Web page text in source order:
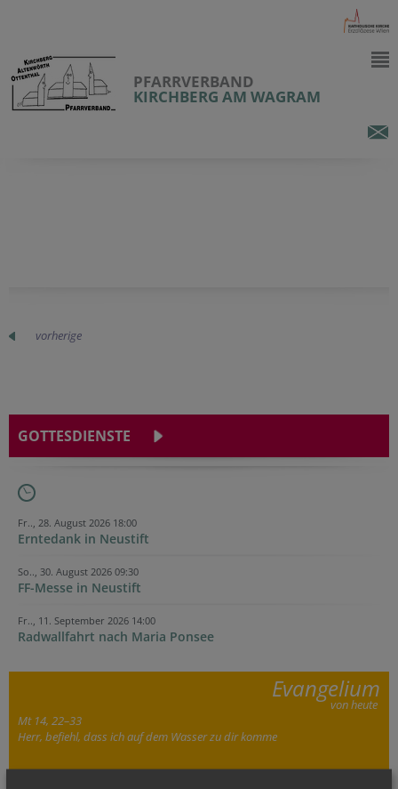
PFARRVERBAND
KIRCHBERG AM WAGRAM
vorherige
GOTTESDIENSTE
Fr.., 28. August 2026 18:00
Erntedank in Neustift
So.., 30. August 2026 09:30
FF-Messe in Neustift
Fr.., 11. September 2026 14:00
Radwallfahrt nach Maria Ponsee
Evangelium
von heute
Mt 14, 22–33
Herr, befiehl, dass ich auf dem Wasser zu dir komme